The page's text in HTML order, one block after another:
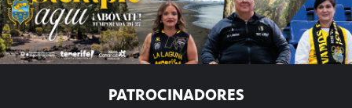
PATROCINADORES